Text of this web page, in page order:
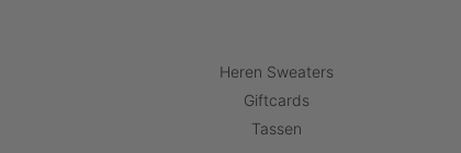
Heren Sweaters
Giftcards
Tassen